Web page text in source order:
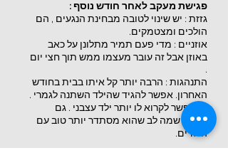
פגישת מעקב לאחר חודש נוסף :
גזזת : יש שינוי לטובה מבחינת הנגעים , הם
הולכים ומצטמקים.
אוזניים : מדי פעם תמיר מתלונן על כאב
באוזן אבל זה עובר מעצמו ממש תוך חצי יום
.
התנהגות : הרבה יותר קל איתו בבית בחודש
האחרון. אפשר להגיד שהילד השתנה לגמרי .
אי אפשר לקרוא לו יותר ילד עצבני . גם
הגננת שמה לב שהוא מסתדר יותר טוב עם
הילדים.